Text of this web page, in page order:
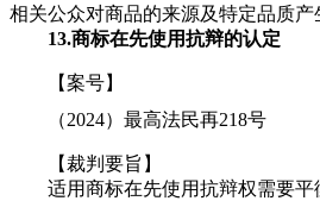
相关公众对商品的来源及特定品质产
13.商标在先使用抗辩的认定
【案号】
（2024）最高法民再218号
【裁判要旨】
适用商标在先使用抗辩权需要平